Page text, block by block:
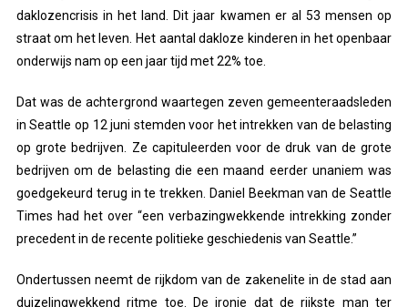
daklozencrisis in het land. Dit jaar kwamen er al 53 mensen op
straat om het leven. Het aantal dakloze kinderen in het openbaar
onderwijs nam op een jaar tijd met 22% toe.
Dat was de achtergrond waartegen zeven gemeenteraadsleden
in Seattle op 12 juni stemden voor het intrekken van de belasting
op grote bedrijven. Ze capituleerden voor de druk van de grote
bedrijven om de belasting die een maand eerder unaniem was
goedgekeurd terug in te trekken. Daniel Beekman van de Seattle
Times had het over “een verbazingwekkende intrekking zonder
precedent in de recente politieke geschiedenis van Seattle.”
Ondertussen neemt de rijkdom van de zakenelite in de stad aan
duizelingwekkend ritme toe. De ironie dat de rijkste man ter